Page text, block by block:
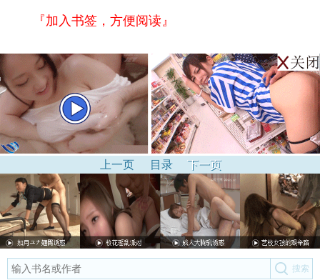
『加入书签，方便阅读』
上一页 目录 下一页